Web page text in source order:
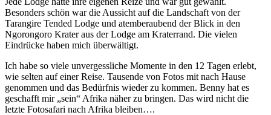
Besonders schön war die Aussicht auf die Landschaft von der
Tarangire Tended Lodge und atemberaubend der Blick in den
Ngorongoro Krater aus der Lodge am Kraterrand. Die vielen
Eindrücke haben mich überwältigt.
Ich habe so viele unvergessliche Momente in den 12 Tagen erlebt,
wie selten auf einer Reise. Tausende von Fotos mit nach Hause
genommen und das Bedürfnis wieder zu kommen. Benny hat es
geschafft mir „sein“ Afrika näher zu bringen. Das wird nicht die
letzte Fotosafari nach Afrika bleiben….